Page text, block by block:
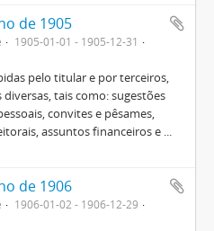
de 1905
1905-01-01 - 1905-12-31
pelo titular e por terceiros,
tais como: sugestões
convites e pêsames,
assuntos financeiros e ...
de 1906
1906-01-02 - 1906-12-29